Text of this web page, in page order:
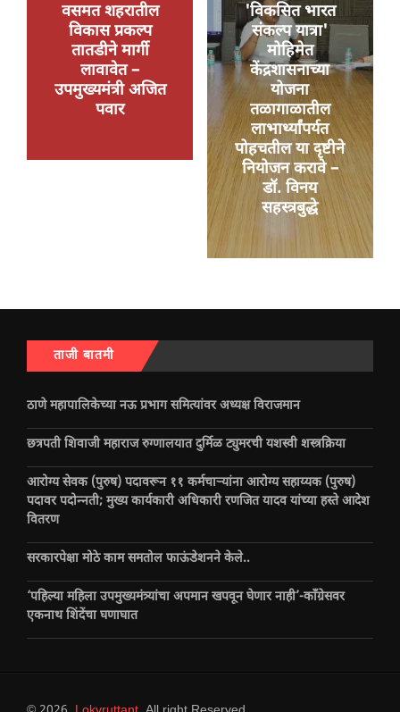
वसमत शहरातील
विकास प्रकल्प
तातडीने मार्गी
लावावेत –
उपमुख्यमंत्री अजित
पवार
'विकसित भारत
संकल्प यात्रा'
मोहिमेत
केंद्रशासनाच्या
योजना
तळागाळातील
लाभार्थ्यांपर्यत
पोहचतील या दृष्टीने
नियोजन करावे –
डॉ. विनय
सहस्त्रबुद्धे
ताजी बातमी
ठाणे महापालिकेच्या नऊ प्रभाग समित्यांवर अध्यक्ष विराजमान
छत्रपती शिवाजी महाराज रुग्णालयात दुर्मिळ ट्युमरची यशस्वी शस्त्रक्रिया
आरोग्य सेवक (पुरुष) पदावरून ११ कर्मचाऱ्यांना आरोग्य सहाय्यक (पुरुष)
पदावर पदोन्नती; मुख्य कार्यकारी अधिकारी रणजित यादव यांच्या हस्ते आदेश
वितरण
सरकारपेक्षा मोठे काम समतोल फाऊंडेशनने केले..
‘पहिल्या महिला उपमुख्यमंत्र्यांचा अपमान खपवून घेणार नाही’-काँग्रेसवर
एकनाथ शिंदेंचा घणाघात